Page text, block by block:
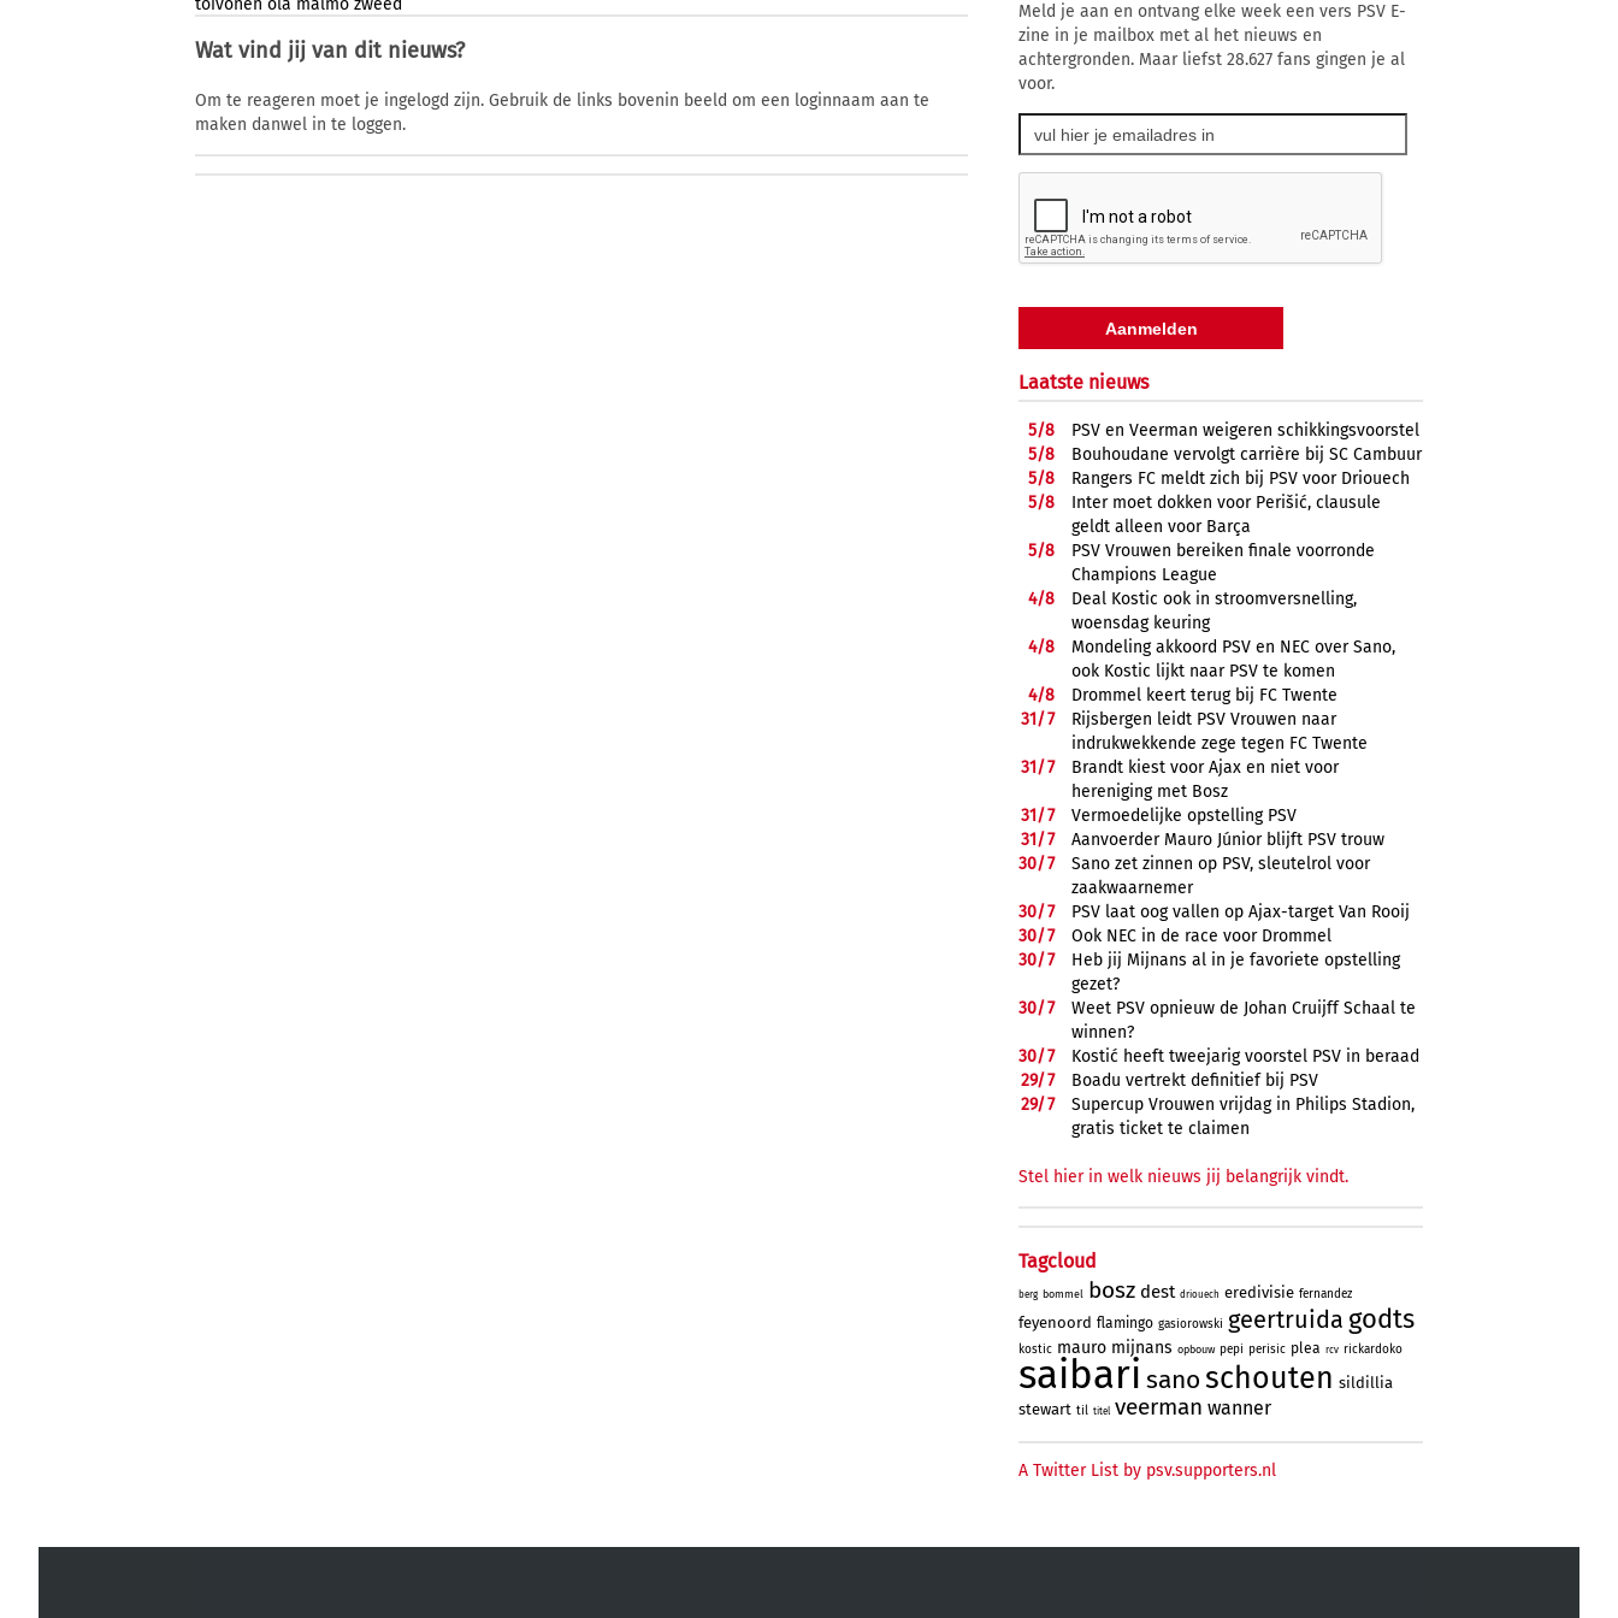
toivonen ola malmo zweed
Wat vind jij van dit nieuws?
Om te reageren moet je ingelogd zijn. Gebruik de links bovenin beeld om een loginnaam aan te
maken danwel in te loggen.
Meld je aan en ontvang elke week een vers PSV E-
zine in je mailbox met al het nieuws en
achtergronden. Maar liefst 28.627 fans gingen je al
voor.
Laatste nieuws
5/8
PSV en Veerman weigeren schikkingsvoorstel
5/8
Bouhoudane vervolgt carrière bij SC Cambuur
5/8
Rangers FC meldt zich bij PSV voor Driouech
5/8
Inter moet dokken voor Perišić, clausule
geldt alleen voor Barça
5/8
PSV Vrouwen bereiken finale voorronde
Champions League
4/8
Deal Kostic ook in stroomversnelling,
woensdag keuring
4/8
Mondeling akkoord PSV en NEC over Sano,
ook Kostic lijkt naar PSV te komen
4/8
Drommel keert terug bij FC Twente
31/7
Rijsbergen leidt PSV Vrouwen naar
indrukwekkende zege tegen FC Twente
31/7
Brandt kiest voor Ajax en niet voor
hereniging met Bosz
31/7
Vermoedelijke opstelling PSV
31/7
Aanvoerder Mauro Júnior blijft PSV trouw
30/7
Sano zet zinnen op PSV, sleutelrol voor
zaakwaarnemer
30/7
PSV laat oog vallen op Ajax-target Van Rooij
30/7
Ook NEC in de race voor Drommel
30/7
Heb jij Mijnans al in je favoriete opstelling
gezet?
30/7
Weet PSV opnieuw de Johan Cruijff Schaal te
winnen?
30/7
Kostić heeft tweejarig voorstel PSV in beraad
29/7
Boadu vertrekt definitief bij PSV
29/7
Supercup Vrouwen vrijdag in Philips Stadion,
gratis ticket te claimen
Stel hier in welk nieuws jij belangrijk vindt.
Tagcloud
berg bommel bosz dest driouech eredivisie fernandez
feyenoord flamingo gasiorowski geertruida godts
kostic mauro mijnans opbouw pepi perisic plea rcv rickardoko
saibari sanoschouten sildillia
stewart til titel veerman wanner
A Twitter List by psv.supporters.nl